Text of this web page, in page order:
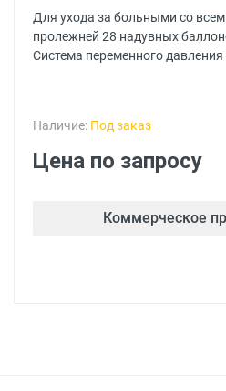
Для ухода за больными со
пролежней 28 надувных
Система переменного
Наличие: Под заказ
Цена по запросу
Коммерческое